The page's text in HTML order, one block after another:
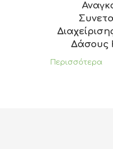
Δάσους
Περισσότερα